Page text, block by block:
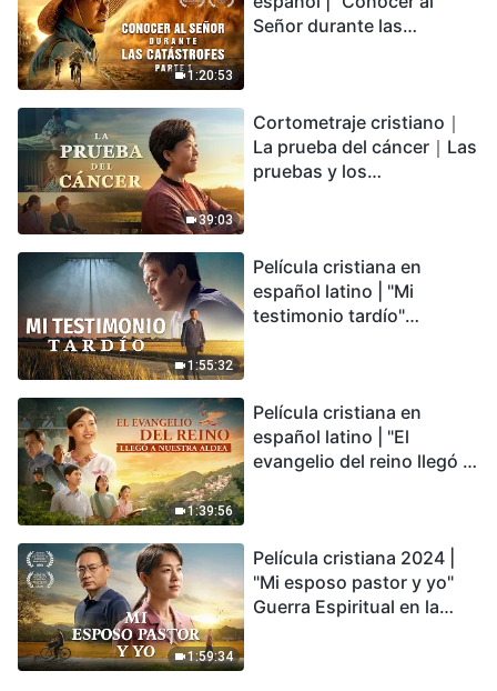
1:20:53
Señor durante las
encontrarás refugio?
39:03
Cortometraje cristiano｜
La prueba del cáncer｜Las
pruebas y los
1:55:32
Película cristiana en
español latino | "Mi
testimonio tardío"
conmovedor
1:39:56
Película cristiana en
español latino | "El
evangelio del reino llegó a
1:59:34
Película cristiana 2024 |
"Mi esposo pastor y yo"
Guerra Espiritual en la